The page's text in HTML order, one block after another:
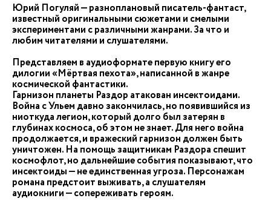
Юрий Погуляй — разноплановый писатель-фантаст,
известный оригинальными сюжетами и смелыми
экспериментами с различными жанрами. За что и
любим читателями и слушателями.
Представляем в аудиоформате первую книгу его
дилогии «Мёртвая пехота», написанной в жанре
космической фантастики.
Гарнизон планеты Раздор атакован инсектоидами.
Война с Ульем давно закончилась, но появившийся из
ниоткуда легион, который долго был затерян в
глубинах космоса, об этом не знает. Для него война
продолжается, и вражеский гарнизон должен быть
уничтожен. На помощь защитникам Раздора спешит
космофлот, но дальнейшие события показывают, что
инсектоиды — не единственная угроза. Персонажам
романа предстоит выживать, а слушателям
аудиокниги — сопереживать героям.